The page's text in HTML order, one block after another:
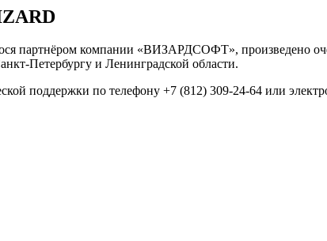
партнёром компании «ВИЗАРДСОФТ», произведено
Петербургу и Ленинградской области.
поддержки по телефону +7 (812) 309-24-64 или